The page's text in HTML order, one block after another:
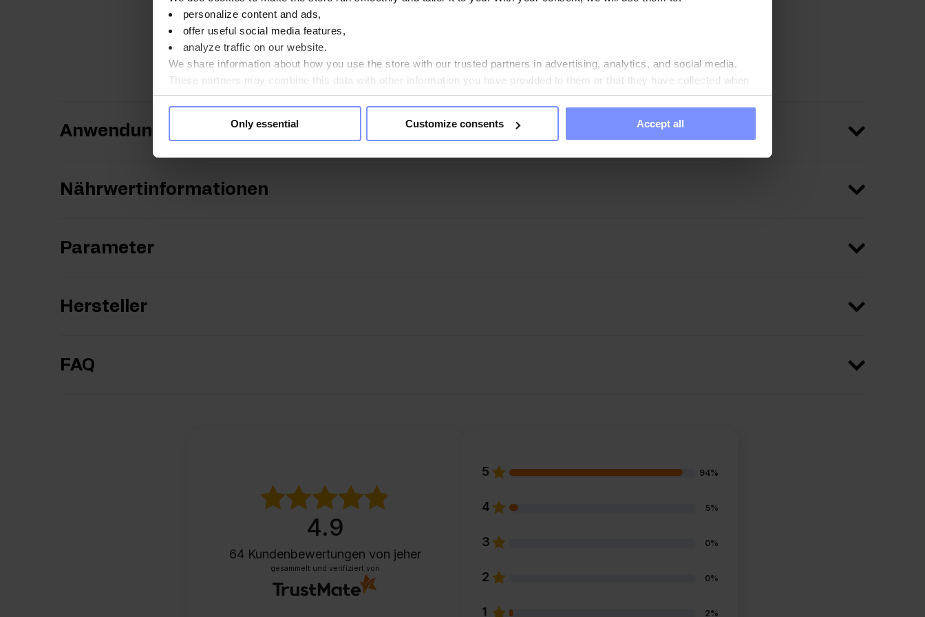
personalize content and ads,
offer useful social media features,
analyze traffic on our website.
We share information about how you use the store with our trusted partners in advertising, analytics, and social media.
These partners may combine this data with other information you have provided to them or that they have collected when
you use their services. Do you agree?
Only essential Customize consents Accept all
Bildung von Klumpen oder einer einheitlichen (verdichteten) Konsistenz ist kein Anzeichen für einen
Verlust der Produkteigenschaften. In diesem Fall sollte das Produkt erneut zerkleinert werden.
Anwendungsweise
Nährwertinformationen
Parameter
Hersteller
FAQ
4.9
64 Kundenbewertungen von jeher
gesammelt und verifiziert von
5 94%
4 5%
3 0%
2 0%
1 2%